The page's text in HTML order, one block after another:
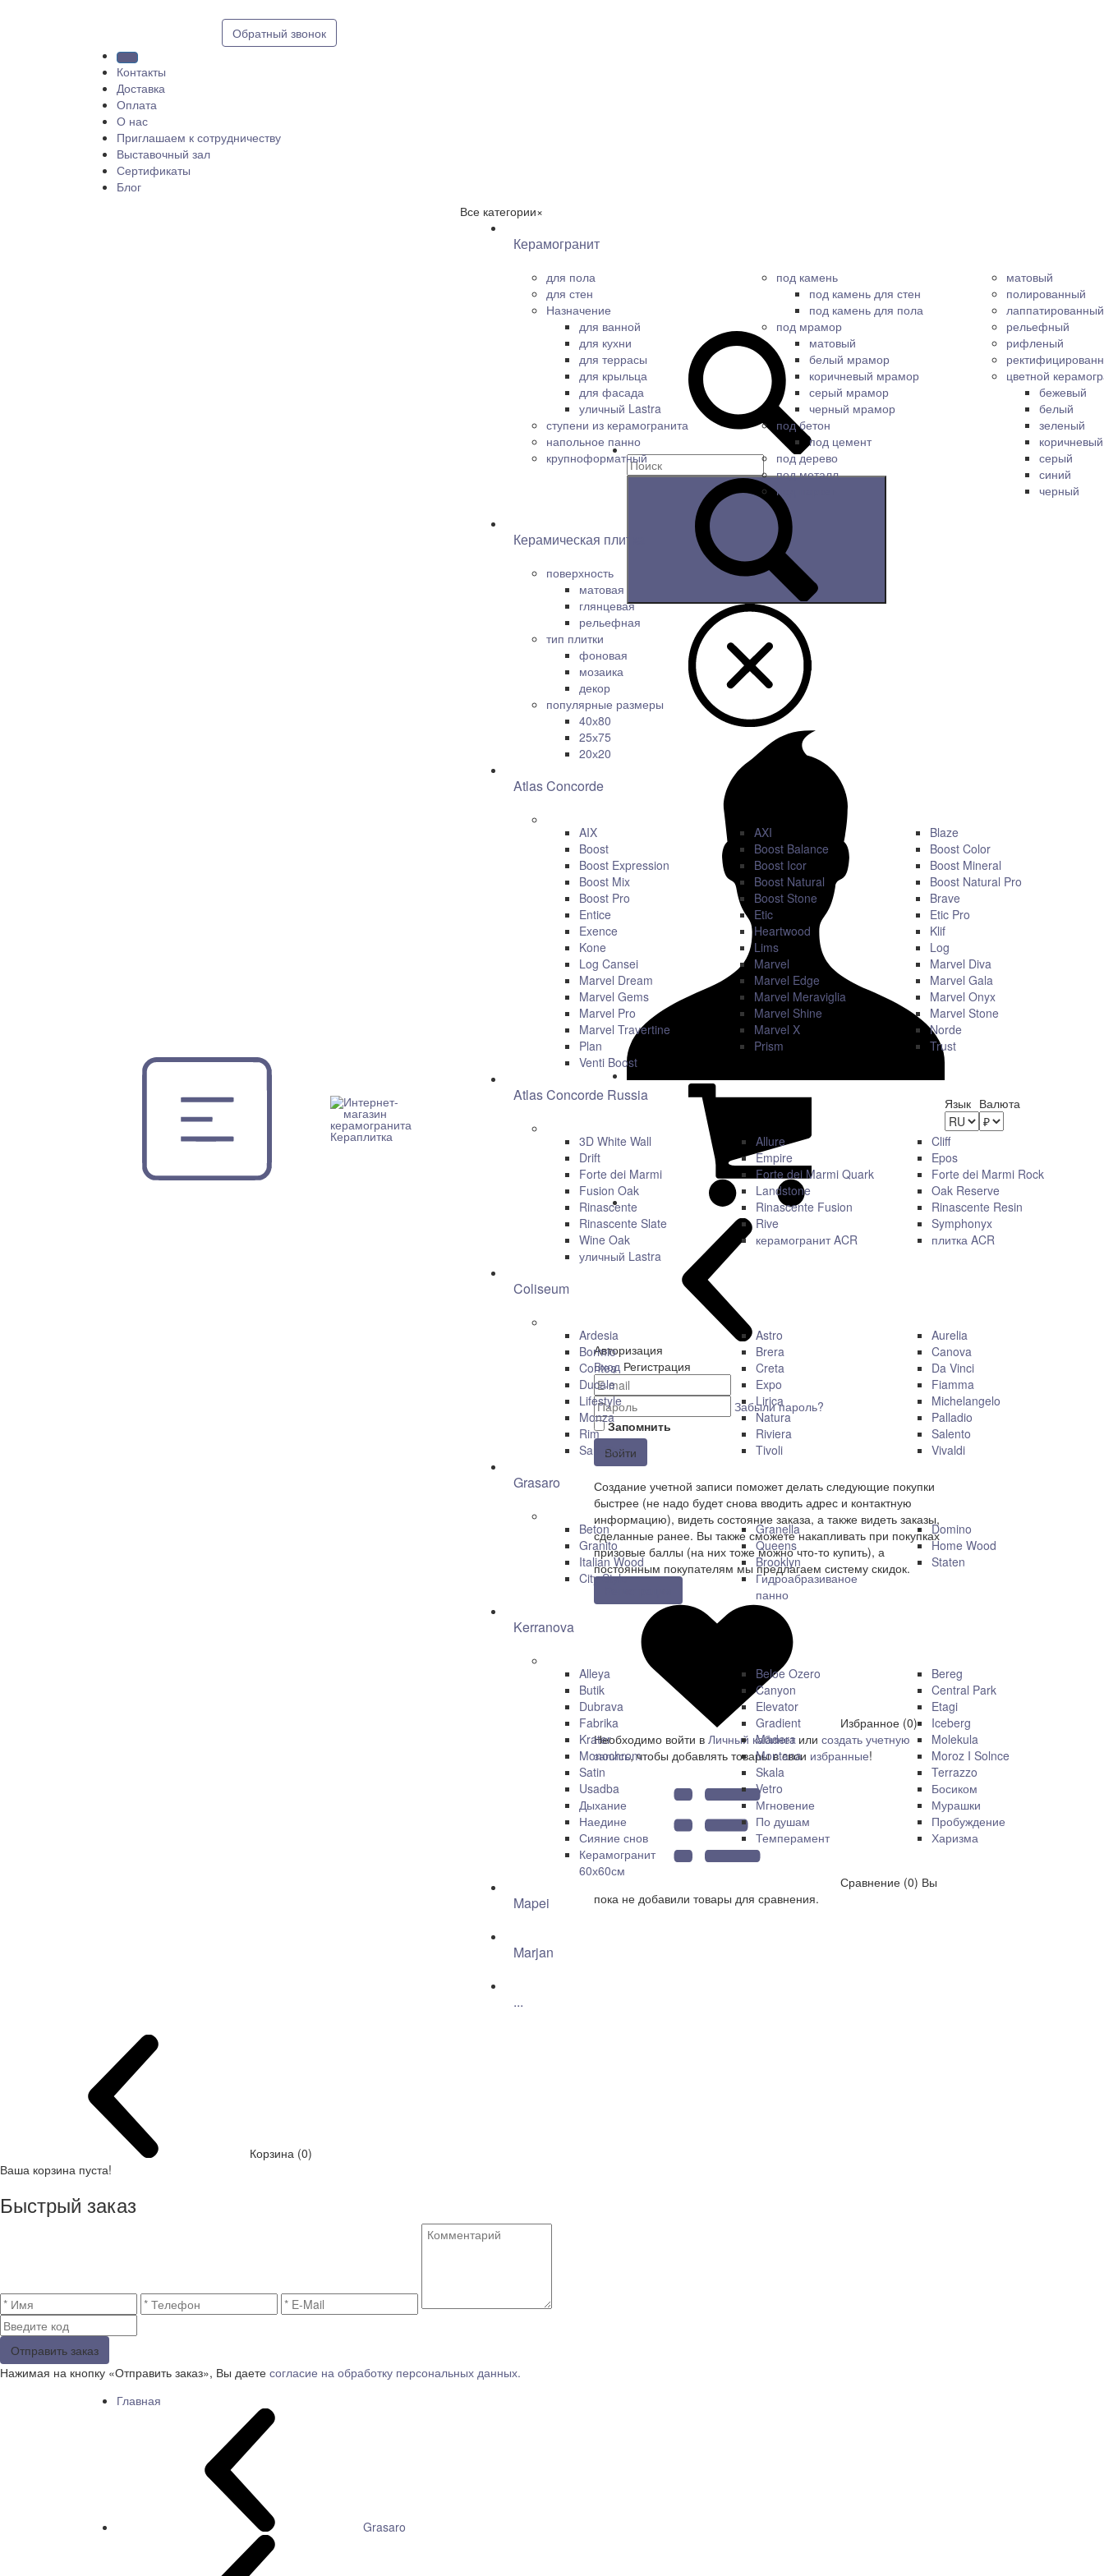
Обратный звонок
Контакты
Доставка
Оплата
О нас
Приглашаем к сотрудничеству
Выставочный зал
Сертификаты
Блог
Все категории×
Керамогранит
для пола
для стен
Назначение
для ванной
для кухни
для террасы
для крыльца
для фасада
уличный Lastra
ступени из керамогранита
напольное панно
крупноформатный
под камень
под камень для стен
под камень для пола
под мрамор
матовый
белый мрамор
коричневый мрамор
серый мрамор
черный мрамор
под бетон
под цемент
под дерево
под металл
под паркет
матовый
полированный
лаппатированный
рельефный
рифленый
цветной
бежевый
белый
зеленый
коричневый
серый
синий
черный
Керамическая плитка
поверхность
матовая
глянцевая
рельефная
тип плитки
фоновая
мозаика
декор
популярные размеры
40х80
25х75
20х20
Atlas Concorde
AIX
Boost
Boost Expression
Boost Mix
Boost Pro
Entice
Exence
Kone
Log Cansei
Marvel Dream
Marvel Gems
Marvel Pro
Marvel Travertine
Plan
Venti Boost
AXI
Boost Balance
Boost Icor
Boost Natural
Boost Stone
Etic
Heartwood
Lims
Marvel
Marvel Edge
Marvel Meraviglia
Marvel Shine
Marvel X
Prism
Blaze
Boost Color
Boost Mineral
Boost Natural Pro
Brave
Etic Pro
Klif
Log
Marvel Diva
Marvel Gala
Marvel Onyx
Marvel Stone
Norde
Trust
Atlas Concorde Russia
3D White Wall
Drift
Forte dei Marmi
Fusion Oak
Rinascente
Rinascente Slate
Wine Oak
уличный Lastra
Allure
Empire
Forte dei Marmi Quark
Landstone
Rinascente Fusion
Rive
керамогранит ACR
Cliff
Epos
Forte dei Marmi Rock
Oak Reserve
Rinascente Resin
Symphonyx
плитка ACR
Coliseum
Ardesia
Bormio
Contea
Ducale
Lifestyle
Monza
Rim
San Siro
Astro
Brera
Creta
Expo
Lirica
Natura
Riviera
Tivoli
Aurelia
Canova
Da Vinci
Fiamma
Michelangelo
Palladio
Salento
Vivaldi
Grasaro
Beton
Granito
Italian Wood
City Style
Granella
Queens
Brooklyn
Гидроабразиваное
панно
Domino
Home Wood
Staten
Kerranova
Alleya
Butik
Dubrava
Fabrika
Krater
Monochrom
Satin
Usadba
Дыхание
Наедине
Сияние снов
Керамогранит
60х60см
Beloe Ozero
Canyon
Elevator
Gradient
Madera
Montana
Skala
Vetro
Мгновение
По душам
Темперамент
Bereg
Central Park
Etagi
Iceberg
Molekula
Moroz I Solnce
Terrazzo
Босиком
Мурашки
Пробуждение
Харизма
Mapei
Marjan
...
Авторизация
Вход Регистрация
Забыли пароль?
Запомнить
Войти
Создание учетной записи поможет делать следующие покупки
быстрее (не надо будет снова вводить адрес и контактную
информацию), видеть состояние заказа, а также видеть заказы,
сделанные ранее. Вы также сможете накапливать при покупках
призовые баллы (на них тоже можно что-то купить), а
постоянным покупателям мы предлагаем систему скидок.
Избранное (0)
Необходимо войти в Личный кабинетили создать учетную
запись, чтобы добавлять товары в свои избранные!
Сравнение (0) Вы
пока не добавили товары для сравнения.
Язык Валюта
Корзина (0)
Ваша корзина пуста!
Быстрый заказ
Отправить заказ
Нажимая на кнопку «Отправить заказ», Вы даете согласие на обработку персональных данных.
Главная
Grasaro